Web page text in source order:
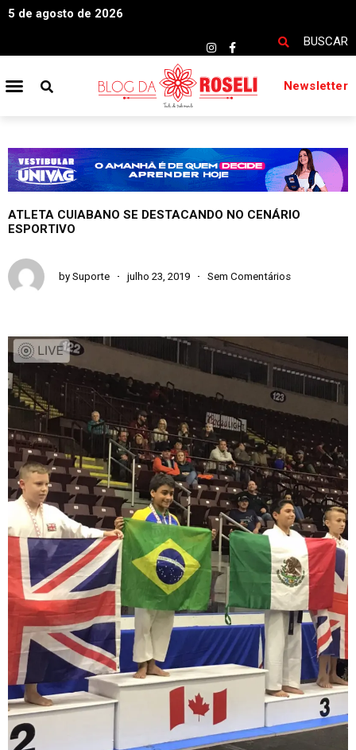
5 de agosto de 2026
BUSCAR
Newsletter
ATLETA CUIABANO SE DESTACANDO NO CENÁRIO
ESPORTIVO
by Suporte julho 23, 2019 Sem Comentários